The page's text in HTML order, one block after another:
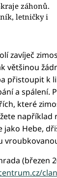
záhonů.
letničky i
zavíječ
většinou
přistoupit k
a spálení.
které
například
jako Hebe,
(březen